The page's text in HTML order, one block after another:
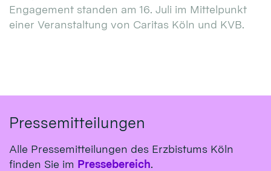
Engagement standen am 16. Juli im Mittelpunkt
einer Veranstaltung von Caritas Köln und KVB.
Pressemitteilungen
Alle Pressemitteilungen des Erzbistums Köln
finden Sie im Pressebereich.